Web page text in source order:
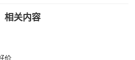
相关内容
价